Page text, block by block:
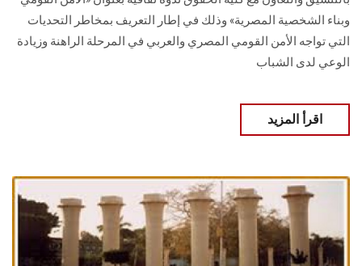
وبناء الشخصية المصرية» وذلك في إطار التعريف بمخاطر التحديات
التي تواجه الأمن القومي المصري والعربي في المرحلة الراهنة وزيادة
الوعي لدى الشباب
اقرأ المزيد